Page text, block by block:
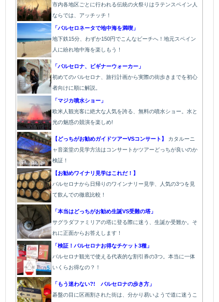
市内各地区ごとに行われる伝統の火祭りはラテンスペイン人
ならでは、アッチッチ！
「バルセロネータで地中海を満喫」
地下鉄15分、わずか150円でこんなビーチへ！地元スペイン
人に紛れ地中海を楽しもう！
「バルセロナ、ビギナーウォーカー」
初めてのバルセロナ、旅行計画から実際の街歩きまでを初心
者向けに順に解説。
「マジカ噴水ショー」
欧米人観光客に絶大な人気を誇る、無料の噴水ショー。水と
光の魅惑の競演を楽しめ!
【どっちがお勧めガイドツアーVSコンサート】
カタルーニ
ャ音楽堂の見学方法はコンサートかツアーどっちが良いのか
検証！
【お勧めワイナリ見学はこれだ！】
バルセロナから日帰りのワインナリー見学、人気の3つを見
て飲んでの徹底比較！
「本当はどっちがお勧め生誕VS受難の塔」
サグラダファミリアの塔に登る際に迷う、生誕か受難か。そ
れに正面からお答えします！
「検証！バルセロナお得なチケット3種」
バルセロナ観光で使える代表的な割引券の3つ。本当に一体
いくらお得なの？！
「もう迷わない?! バルセロナの歩き方」
碁盤の目に区画割された街は、分かり易いようで道に迷うこ